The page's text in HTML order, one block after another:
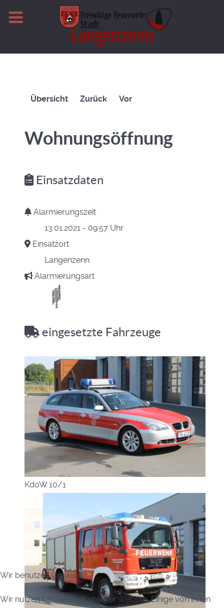
Übersicht Zurück Vor
Wohnungsöffnung
Einsatzdaten
Alarmierungszeit
13.01.2021 - 09:57 Uhr
Einsatzort
Langenzenn
Alarmierungsart
eingesetzte Fahrzeuge
KdoW 10/1
Wir benutzen Cookies
Wir nutzen Cookies auf unserer Website. Einige von ihnen